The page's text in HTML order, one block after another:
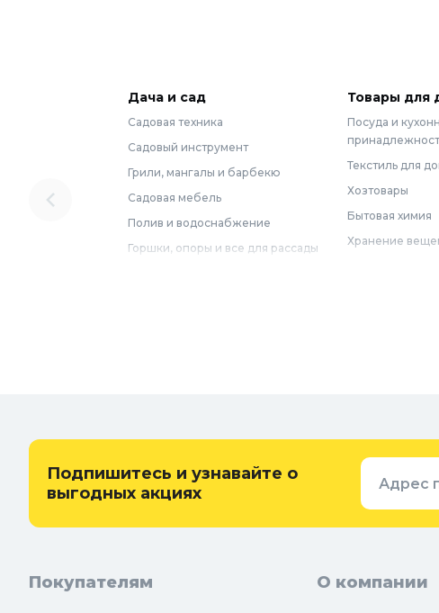
Дача и сад
Садовая техника
Садовый инструмент
Грили, мангалы и барбекю
Садовая мебель
Полив и водоснабжение
Горшки, опоры и все для рассады
Теплицы, парники и укрывной
материал
Товары для
Посуда и
Текстиль для
Хозтовары
Бытовая химия
Хранение
Придверные
Подпишитесь и узнавайте о
выгодных акциях
Адрес
Покупателям О компании